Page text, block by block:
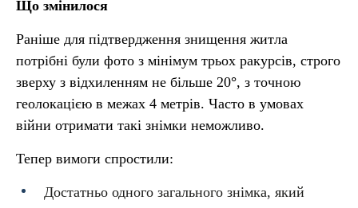
Що змінилося
Раніше для підтвердження знищення житла
потрібні були фото з мінімум трьох ракурсів, строго
зверху з відхиленням не більше 20°, з точною
геолокацією в межах 4 метрів. Часто в умовах
війни отримати такі знімки неможливо.
Тепер вимоги спростили:
Достатньо одного загального знімка, який